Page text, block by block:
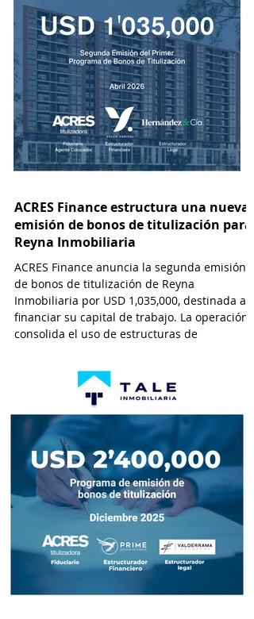
Soles en el mercado de capitales
para el Proyecto High Life de
Madrid Inmobiliaria con inversión
de Faro Capital
ACRES Finance estructura una nueva
emisión de bonos de titulización para
Reyna Inmobiliaria
ACRES Finance anuncia la segunda emisión
de bonos de titulización de Reyna
Inmobiliaria por USD 1,035,000, destinada a
financiar su capital de trabajo. La operación
consolida el uso de estructuras de
financiamiento cada vez más viable y
atractiva para empresas que operan en el
sector inmobiliario. Esta modalidad permite
a las desarrolladoras inmobiliarias
monetizar flujos futuros de efectivo a través
de la emisión de valores negociables en el